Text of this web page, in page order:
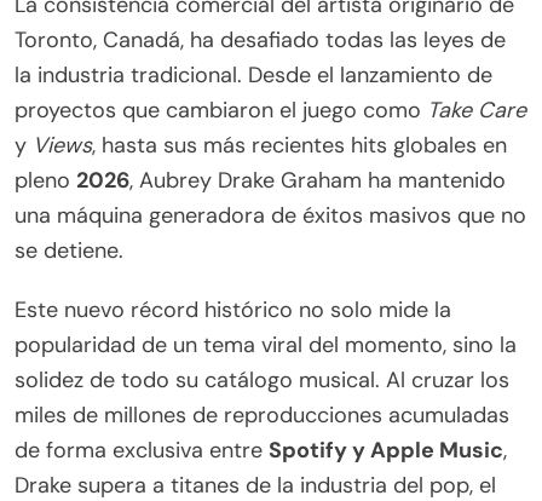
Toronto, Canadá, ha desafiado todas las leyes de
la industria tradicional. Desde el lanzamiento de
proyectos que cambiaron el juego como Take Care
y Views, hasta sus más recientes hits globales en
pleno 2026, Aubrey Drake Graham ha mantenido
una máquina generadora de éxitos masivos que no
se detiene.
Este nuevo récord histórico no solo mide la
popularidad de un tema viral del momento, sino la
solidez de todo su catálogo musical. Al cruzar los
miles de millones de reproducciones acumuladas
de forma exclusiva entre Spotify y Apple Music,
Drake supera a titanes de la industria del pop, el